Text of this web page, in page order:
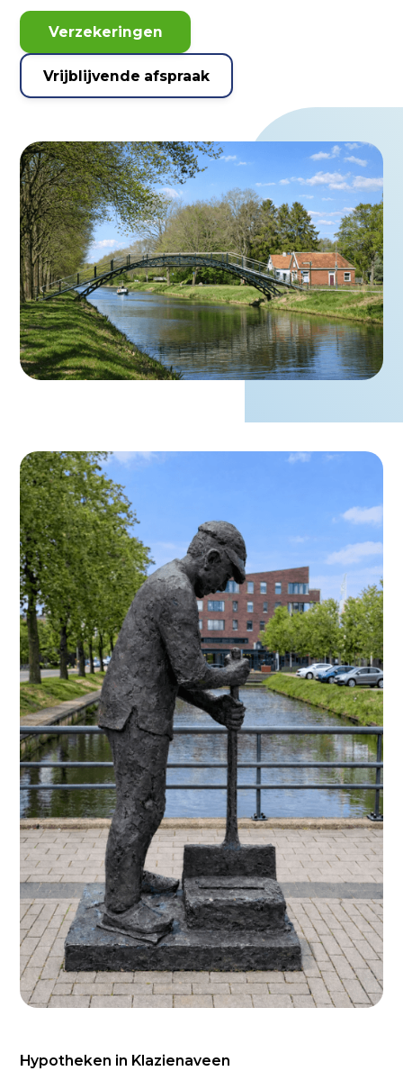
Verzekeringen
Vrijblijvende afspraak
Hypotheken in Klazienaveen